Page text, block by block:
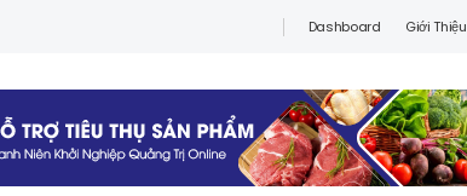
Dashboard Giới Thiệu